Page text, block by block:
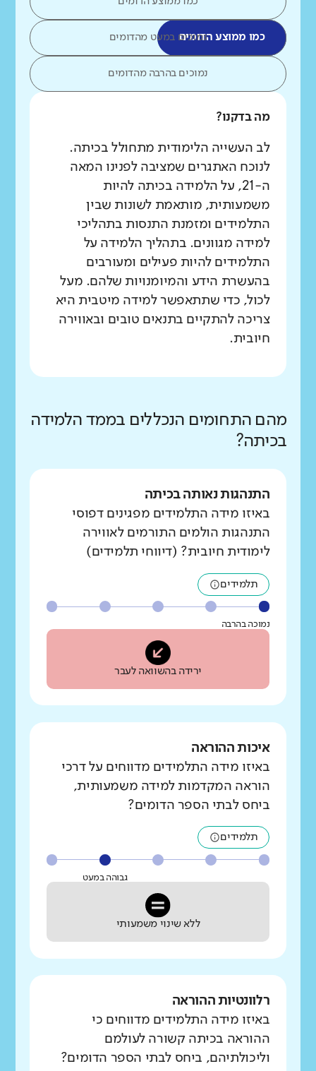
כמו ממוצע הדומיםנמוכים במעט מהדומים
נמוכים בהרבה מהדומים
מה בדקנו?
לב העשייה הלימודית מתחולל בכיתה.
לנוכח האתגרים שמציבה לפנינו המאה
ה-21, על הלמידה בכיתה להיות
משמעותית, מותאמת לשונות שבין
התלמידים ומזמנת התנסות בתהליכי
למידה מגוונים. בתהליך הלמידה על
התלמידים להיות פעילים ומעורבים
בהעשרת הידע והמיומנויות שלהם. מעל
לכול, כדי שתתאפשר למידה מיטבית היא
צריכה להתקיים בתנאים טובים ובאווירה
חיובית.
מהם התחומים הנכללים בממד הלמידה
בכיתה?
התנהגות נאותה בכיתה
באיזו מידה התלמידים מפגינים דפוסי
התנהגות הולמים התורמים לאווירה
לימודית חיובית? (דיווחי תלמידים)
תלמידים
נמוכה בהרבה
ירידה בהשוואה לעבר
איכות ההוראה
באיזו מידה התלמידים מדווחים על דרכי
הוראה המקדמות למידה משמעותית,
ביחס לבתי הספר הדומים?
תלמידים
גבוהה במעט
ללא שינוי משמעותי
רלוונטיות ההוראה
באיזו מידה התלמידים מדווחים כי
ההוראה בכיתה קשורה לעולמם
וליכולתיהם, ביחס לבתי הספר הדומים?